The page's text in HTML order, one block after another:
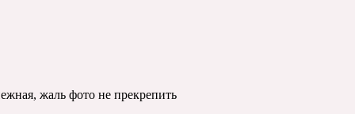
жаль фото не прекрепить